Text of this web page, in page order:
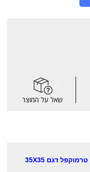
שאל על המוצר
כירת גז קומפקטית עם חיישן בטיחות טרמוקפל דגם 35X35